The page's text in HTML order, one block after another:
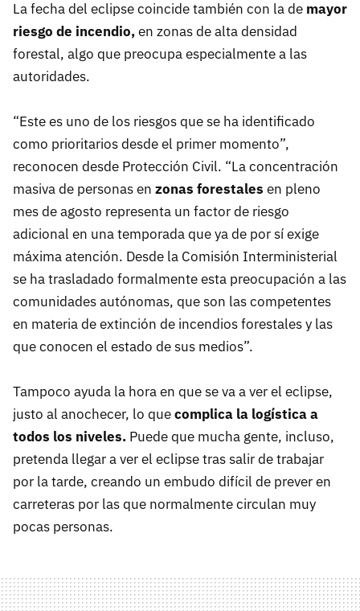
La fecha del eclipse coincide también con la de mayor
riesgo de incendio,en zonas de alta densidad
forestal, algo que preocupa especialmente a las
autoridades.
“Este es uno de los riesgos que se ha identificado
como prioritarios desde el primer momento”,
reconocen desde Protección Civil. “La concentración
masiva de personas en zonas forestales en pleno
mes de agosto representa un factor de riesgo
adicional en una temporada que ya de por sí exige
máxima atención. Desde la Comisión Interministerial
se ha trasladado formalmente esta preocupación a las
comunidades autónomas, que son las competentes
en materia de extinción de incendios forestales y las
que conocen el estado de sus medios”.
Tampoco ayuda la hora en que se va a ver el eclipse,
justo al anochecer, lo quecomplica la logística a
todos los niveles. Puede que mucha gente, incluso,
pretenda llegar a ver el eclipse tras salir de trabajar
por la tarde, creando un embudo difícil de prever en
carreteras por las que normalmente circulan muy
pocas personas.